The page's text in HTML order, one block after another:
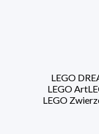
LEGO
LEGO Art
LEGO